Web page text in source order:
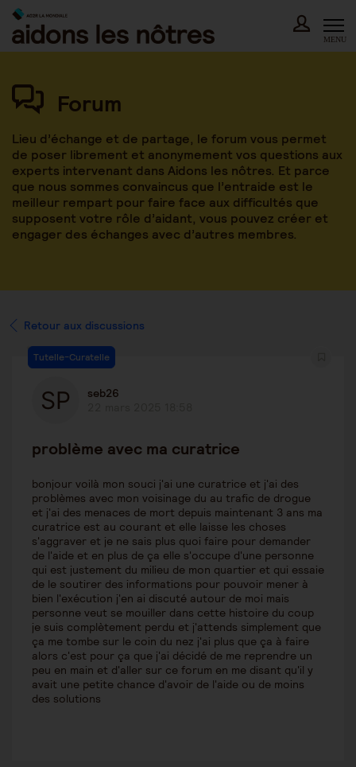
Skip
content
MENU
Forum
Lieu d’échange et de partage, le forum vous permet
de poser librement et anonymement vos questions aux
experts intervenant dans Aidons les nôtres. Et parce
que nous sommes convaincus que l’entraide est le
meilleur rempart pour faire face aux difficultés que
supposent votre rôle d’aidant, vous pouvez créer et
engager des échanges avec d’autres membres.
Retour aux discussions
Tutelle-Curatelle
seb26
problème avec ma curatrice
bonjour voilà mon souci j'ai une curatrice et j'ai des
problèmes avec mon voisinage du au trafic de drogue
et j'ai des menaces de mort depuis maintenant 3 ans ma
curatrice est au courant et elle laisse les choses
s'aggraver et je ne sais plus quoi faire pour demander
de l'aide et en plus de ça elle s'occupe d'une personne
qui est justement du milieu de mon quartier et qui essaie
de le soutirer des informations pour pouvoir mener à
bien l'exécution j'en ai discuté autour de moi mais
personne veut se mouiller dans cette histoire du coup
je suis complètement perdu et j'attends simplement que
ça me tombe sur le coin du nez j'ai plus que ça à faire
alors c'est pour ça que j'ai décidé de me reprendre un
peu en main et d'aller sur ce forum en me disant qu'il y
avait une petite chance d'avoir de l'aide ou de moins
des solutions